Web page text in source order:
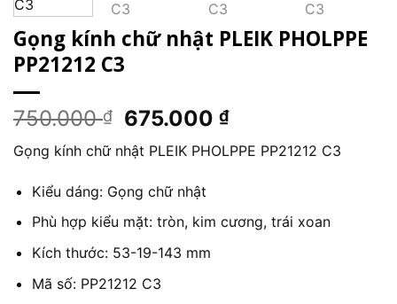
Gọng kính chữ nhật PLEIK PHOLPPE
PP21212 C3
750.000₫
Giá
gốc
là:
750.000 ₫.
675.000₫Giá
hiện
tại
Gọng kính chữ nhật PLEIK PHOLPPE PP21212 C3
Kiểu dáng: Gọng chữ nhật
Phù hợp kiểu mặt: tròn, kim cương, trái xoan
Kích thước: 53-19-143 mm
Mã số: PP21212 C3